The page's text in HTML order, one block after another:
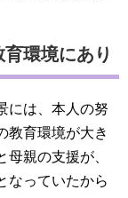
環境にあり
には、本人の努
教育環境が大き
親の支援が、
なっていたから